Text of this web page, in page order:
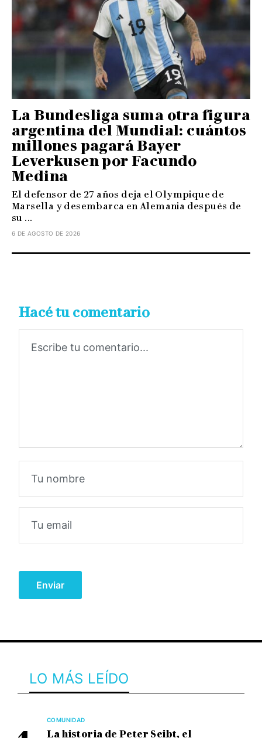
La Bundesliga suma otra figura
argentina del Mundial: cuántos
millones pagará Bayer
Leverkusen por Facundo
Medina
El defensor de 27 años deja el Olympique de
Marsella y desembarca en Alemania después de
su ...
6 DE AGOSTO DE 2026
Hacé tu comentario
LO MÁS LEÍDO
COMUNIDAD
La historia de Peter Seibt, el